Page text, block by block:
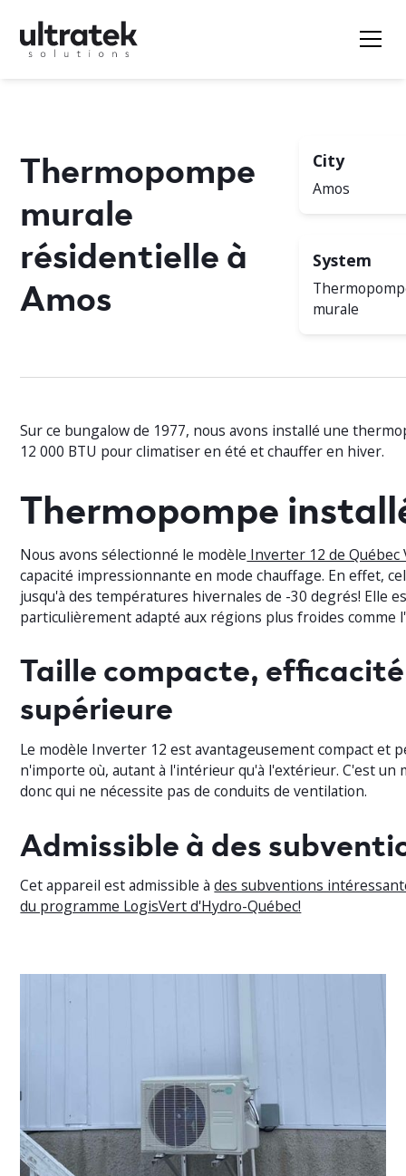
Thermopompe
murale
résidentielle à
Amos
City
Amos
System
murale
Sur ce bungalow de 1977, nous avons installé une
12 000 BTU pour climatiser en été et chauffer en hiver.
Thermopompe
Nous avons sélectionné le modèle Inverter 12 de Québec
capacité impressionnante en mode chauffage. En effet,
jusqu'à des températures hivernales de -30 degrés! Elle
particulièrement adapté aux régions plus froides comme
Taille compacte, efficacité
supérieure
Le modèle Inverter 12 est avantageusement compact et
n'importe où, autant à l'intérieur qu'à l'extérieur. C'est un
donc qui ne nécessite pas de conduits de ventilation.
Admissible à des
Cet appareil est admissible àdes subventions
du programme LogisVert d'Hydro-Québec!